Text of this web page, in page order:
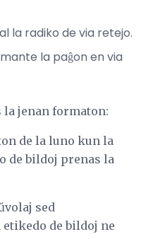
la radiko de via retejo.
la paĝon en via
la jenan formaton:
de la luno kun la
de bildoj prenas la
sed
de bildoj ne